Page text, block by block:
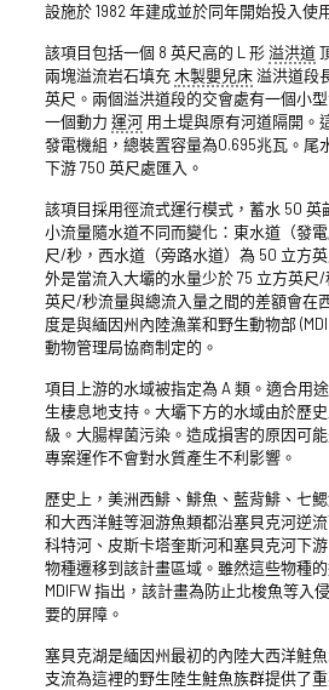
設施於 1982 年建成並於同年開始投入使
該項目包括一個 8 英尺高的 L 形溢洪道
兩塊溢流岩石填充木製嬰兒床溢洪道段
英尺。兩個溢洪道段的交會處有一個小
一個動力 運河用土堤與原有河道隔開。
發電機組，總裝置容量為0.695兆瓦。尾
下游 750 英尺處匯入。
該項目採用徑流式運行模式，蓄水 50 英
小流量隨水道不同而變化：東水道（發
尺/秒，西水道（旁路水道）為 50 立方
外是當流入大壩的水量少於 75 立方英尺
英尺/秒流量與總流入量之間的差額會在
度是與緬因州內陸漁業和野生動物部
動物管理局協商制定的。
項目上游的水域被指定為 A 類。適合用
生棲息地支持。大壩下方的水域由於歷
級。大腸桿菌污染。造成損害的原因可
專案運作不會對水質產生不利影響。
歷史上，美洲西鯡、鯡魚、藍背鯡、七
和大西洋鮭等洄游魚類都沿塞貝克河逆
科特河、皮斯卡塔奎斯河和塞貝克河下
物種遷移到該計畫區域。雖然這些物種
MDIFW 指出，該計畫為防止北梭魚等入
要的屏障。
塞貝克湖是緬因州最初的內陸大西洋鮭
支流為這裡的野生陸生鮭魚族群提供了